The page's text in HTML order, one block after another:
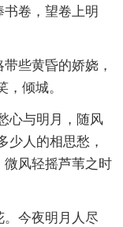
卷，望卷上明
些黄昏的娇娆，
倾城。
心与明月，随风
少人的相思愁，
风轻摇芦苇之时
今夜明月人尽